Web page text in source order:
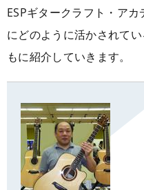
アーティストメッセー
コラム GCAの人気
東京校
大阪校
オープンキャ
ESPギタークラフト・ア
にどのように活かされて
もに紹介していきます。